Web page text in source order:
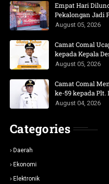
Empat Hari
Pekalongan Jadi
August 05, 2026
Camat Comal
kepada Kepala
August 05, 2026
Camat Comal
ke-59 kepada
August 04, 2026
Categories
Daerah
Ekonomi
Elektronik